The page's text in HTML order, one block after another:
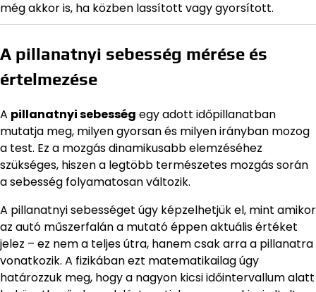
még akkor is, ha közben lassított vagy gyorsított.
A pillanatnyi sebesség mérése és
értelmezése
A pillanatnyi sebesség egy adott időpillanatban
mutatja meg, milyen gyorsan és milyen irányban mozog
a test. Ez a mozgás dinamikusabb elemzéséhez
szükséges, hiszen a legtöbb természetes mozgás során
a sebesség folyamatosan változik.
A pillanatnyi sebességet úgy képzelhetjük el, mint amikor
az autó műszerfalán a mutató éppen aktuális értéket
jelez – ez nem a teljes útra, hanem csak arra a pillanatra
vonatkozik. A fizikában ezt matematikailag úgy
határozzuk meg, hogy a nagyon kicsi időintervallum alatt